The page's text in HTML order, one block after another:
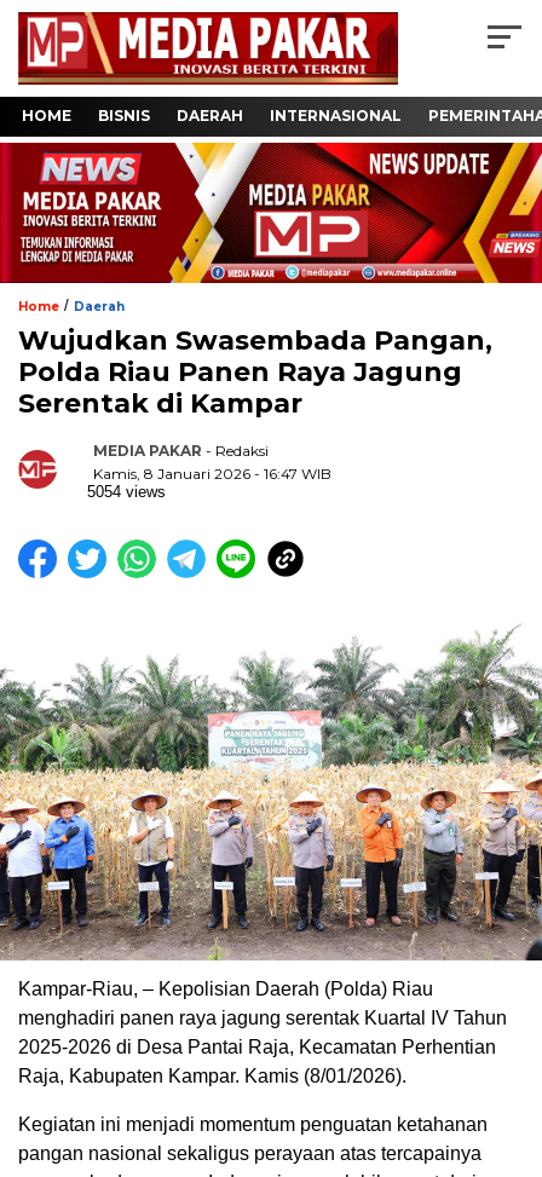
HOME BISNIS DAERAH INTERNASIONAL
Home / Daerah
Wujudkan Swasembada Pangan,
Polda Riau Panen Raya Jagung
Serentak di Kampar
MEDIA PAKAR - Redaksi
Kamis, 8 Januari 2026 - 16:47 WIB
5054 views
Kampar-Riau, – Kepolisian Daerah (Polda) Riau
menghadiri panen raya jagung serentak Kuartal IV Tahun
2025-2026 di Desa Pantai Raja, Kecamatan Perhentian
Raja, Kabupaten Kampar. Kamis (8/01/2026).
Kegiatan ini menjadi momentum penguatan ketahanan
pangan nasional sekaligus perayaan atas tercapainya